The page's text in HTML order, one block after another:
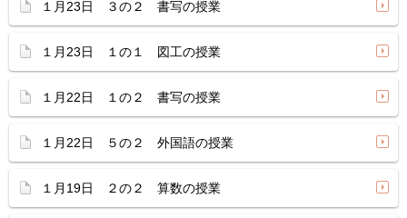
１月23日 ３の２ 書写の授業
１月23日 １の１ 図工の授業
１月22日 １の２ 書写の授業
１月22日 ５の２ 外国語の授業
１月19日 ２の２ 算数の授業